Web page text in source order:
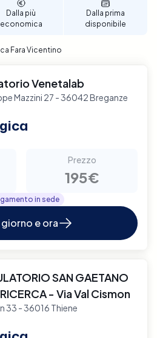
Dalla più
economica
Dalla prima
disponibile
Fara Vicentino
Venetalab
Mazzini 27 - 36042 Breganze
Prezzo
195€
in sede
e ora
SAN GAETANO
- Via Val Cismon
33 - 36016 Thiene